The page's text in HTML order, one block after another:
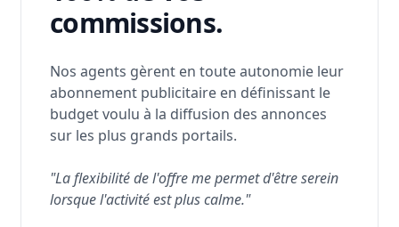
commissions.
Nos agents gèrent en toute autonomie leur
abonnement publicitaire en définissant le
budget voulu à la diffusion des annonces
sur les plus grands portails.
"La flexibilité de l'offre me permet d'être serein
lorsque l'activité est plus calme."